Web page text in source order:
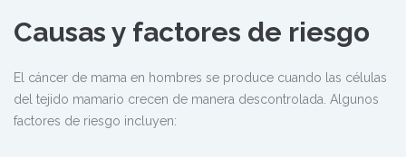
Causas y factores de riesgo
El cáncer de mama en hombres se produce cuando las células
del tejido mamario crecen de manera descontrolada. Algunos
factores de riesgo incluyen: